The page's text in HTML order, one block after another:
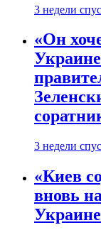
3 недели
«Он
3 недели
«Киев
вновь